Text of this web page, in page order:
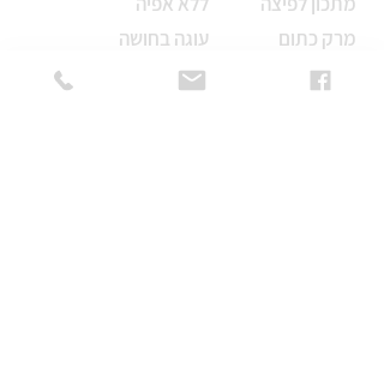
עוגה בחושה
עוגות
מרק כתום
לזניות